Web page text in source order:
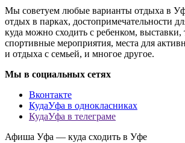
Мы советуем любые варианты отдыха в
отдых в парках, достопримечательности
куда можно сходить с ребенком, выставки,
спортивные мероприятия, места для
и отдыха с семьей, и многое другое.
Мы в социальных сетях
Вконтакте
КудаУфа в однокласниках
КудаУфа в телеграме
Афиша Уфа — куда сходить в Уфе